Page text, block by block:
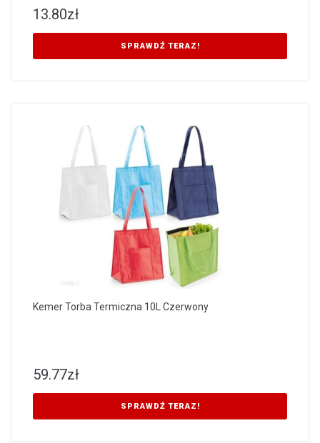
13.80zł
SPRAWDŹ TERAZ!
Kemer Torba Termiczna 10L Czerwony
59.77zł
SPRAWDŹ TERAZ!